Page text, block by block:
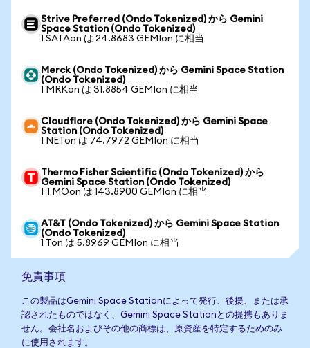
Strive Preferred (Ondo Tokenized) から Gemini
Space Station (Ondo Tokenized)
1 SATAon は 24.8683 GEMIon に相当
Merck (Ondo Tokenized) から Gemini Space Station
(Ondo Tokenized)
1 MRKon は 31.8854 GEMIon に相当
Cloudflare (Ondo Tokenized) から Gemini Space
Station (Ondo Tokenized)
1 NETon は 74.7972 GEMIon に相当
Thermo Fisher Scientific (Ondo Tokenized) から
Gemini Space Station (Ondo Tokenized)
1 TMOon は 143.8900 GEMIon に相当
AT&T (Ondo Tokenized) から Gemini Space Station
(Ondo Tokenized)
1 Ton は 5.8969 GEMIon に相当
免責事項
この製品はGemini Space Stationによって発行、後援、または承
認されたものではなく、Gemini Space Stationとの提携もありま
せん。会社名およびその他の商標は、原資産を特定するためのみ
に使用されます。